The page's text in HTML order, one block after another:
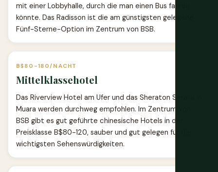
mit einer Lobbyhalle, durch die man einen Bus fahren
könnte. Das Radisson ist die am günstigsten gelegene
Fünf-Sterne-Option im Zentrum von BSB.
B$80-180/NACHT
Mittelklassehotel
Das Riverview Hotel am Ufer und das Sheraton Serasa in
Muara werden durchweg empfohlen. Im Zentrum von
BSB gibt es gut geführte chinesische Hotels in der
Preisklasse B$80-120, sauber und gut gelegen für die
wichtigsten Sehenswürdigkeiten.